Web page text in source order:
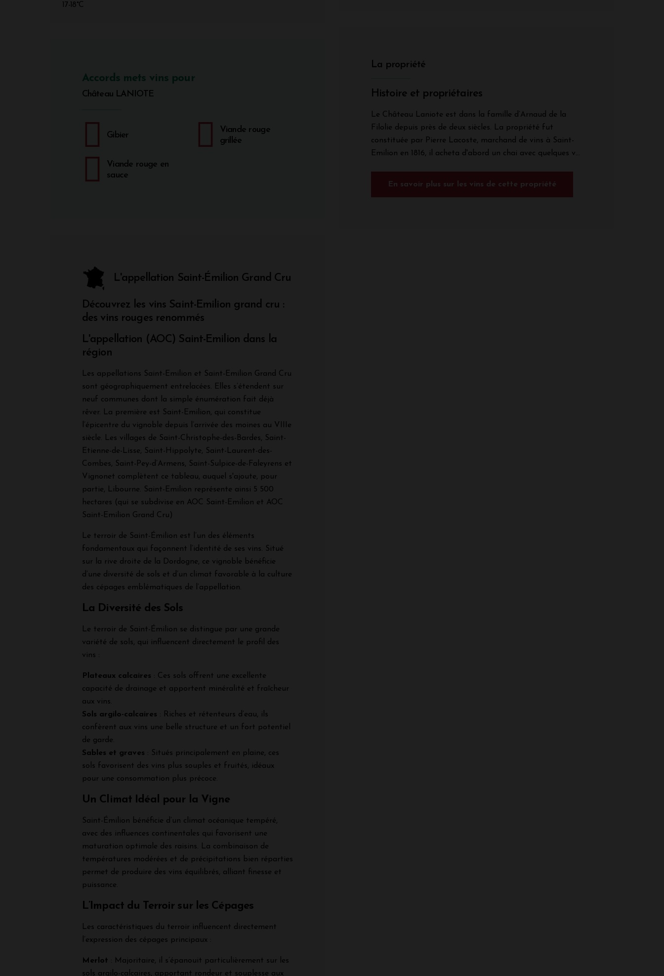
17-18°C
Accords mets vins pour
Château LANIOTE
Gibier
Viande rouge
grillée
Viande rouge en
sauce
L'appellation Saint-Émilion Grand Cru
Découvrez les vins Saint-Emilion grand cru :
des vins rouges renommés
L'appellation (AOC) Saint-Emilion dans la
région
Les appellations Saint-Emilion et Saint-Emilion Grand Cru
sont géographiquement entrelacées. Elles s’étendent sur
neuf communes dont la simple énumération fait déjà
rêver. La première est Saint-Emilion, qui constitue
l’épicentre du vignoble depuis l’arrivée des moines au VIIIe
siècle. Les villages de Saint-Christophe-des-Bardes, Saint-
Etienne-de-Lisse, Saint-Hippolyte, Saint-Laurent-des-
Combes, Saint-Pey-d’Armens, Saint-Sulpice-de-Faleyrens et
Vignonet complètent ce tableau, auquel s'ajoute, pour
partie, Libourne. Saint-Emilion représente ainsi 5 500
hectares (qui se subdivise en AOC Saint-Emilion et AOC
Saint-Emilion Grand Cru)
Le terroir de Saint-Émilion est l’un des éléments
fondamentaux qui façonnent l’identité de ses vins. Situé
sur la rive droite de la Dordogne, ce vignoble bénéficie
d’une diversité de sols et d’un climat favorable à la culture
des cépages emblématiques de l’appellation.
La Diversité des Sols
Le terroir de Saint-Émilion se distingue par une grande
variété de sols, qui influencent directement le profil des
vins :
Plateaux calcaires : Ces sols offrent une excellente
capacité de drainage et apportent minéralité et fraîcheur
aux vins.
Sols argilo-calcaires : Riches et rétenteurs d’eau, ils
confèrent aux vins une belle structure et un fort potentiel
de garde.
Sables et graves : Situés principalement en plaine, ces
sols favorisent des vins plus souples et fruités, idéaux
pour une consommation plus précoce.
Un Climat Idéal pour la Vigne
Saint-Émilion bénéficie d’un climat océanique tempéré,
avec des influences continentales qui favorisent une
maturation optimale des raisins. La combinaison de
températures modérées et de précipitations bien réparties
permet de produire des vins équilibrés, alliant finesse et
puissance.
L’Impact du Terroir sur les Cépages
Les caractéristiques du terroir influencent directement
l’expression des cépages principaux :
Merlot : Majoritaire, il s’épanouit particulièrement sur les
sols argilo-calcaires, apportant rondeur et souplesse aux
La propriété
Histoire et propriétaires
Le Château Laniote est dans la famille d’Arnaud de la
Filolie depuis près de deux siècles. La propriété fut
constituée par Pierre Lacoste, marchand de vins à Saint-
Emilion en 1816, il acheta d'abord un chai avec quelques v...
En savoir plus sur les vins de cette propriété